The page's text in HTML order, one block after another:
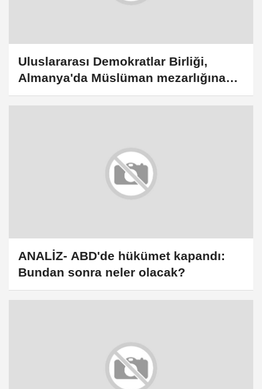
Uluslararası Demokratlar Birliği,
Almanya'da Müslüman mezarlığına
yapılan saldırıya tepki gösterdi
ANALİZ- ABD'de hükümet kapandı:
Bundan sonra neler olacak?